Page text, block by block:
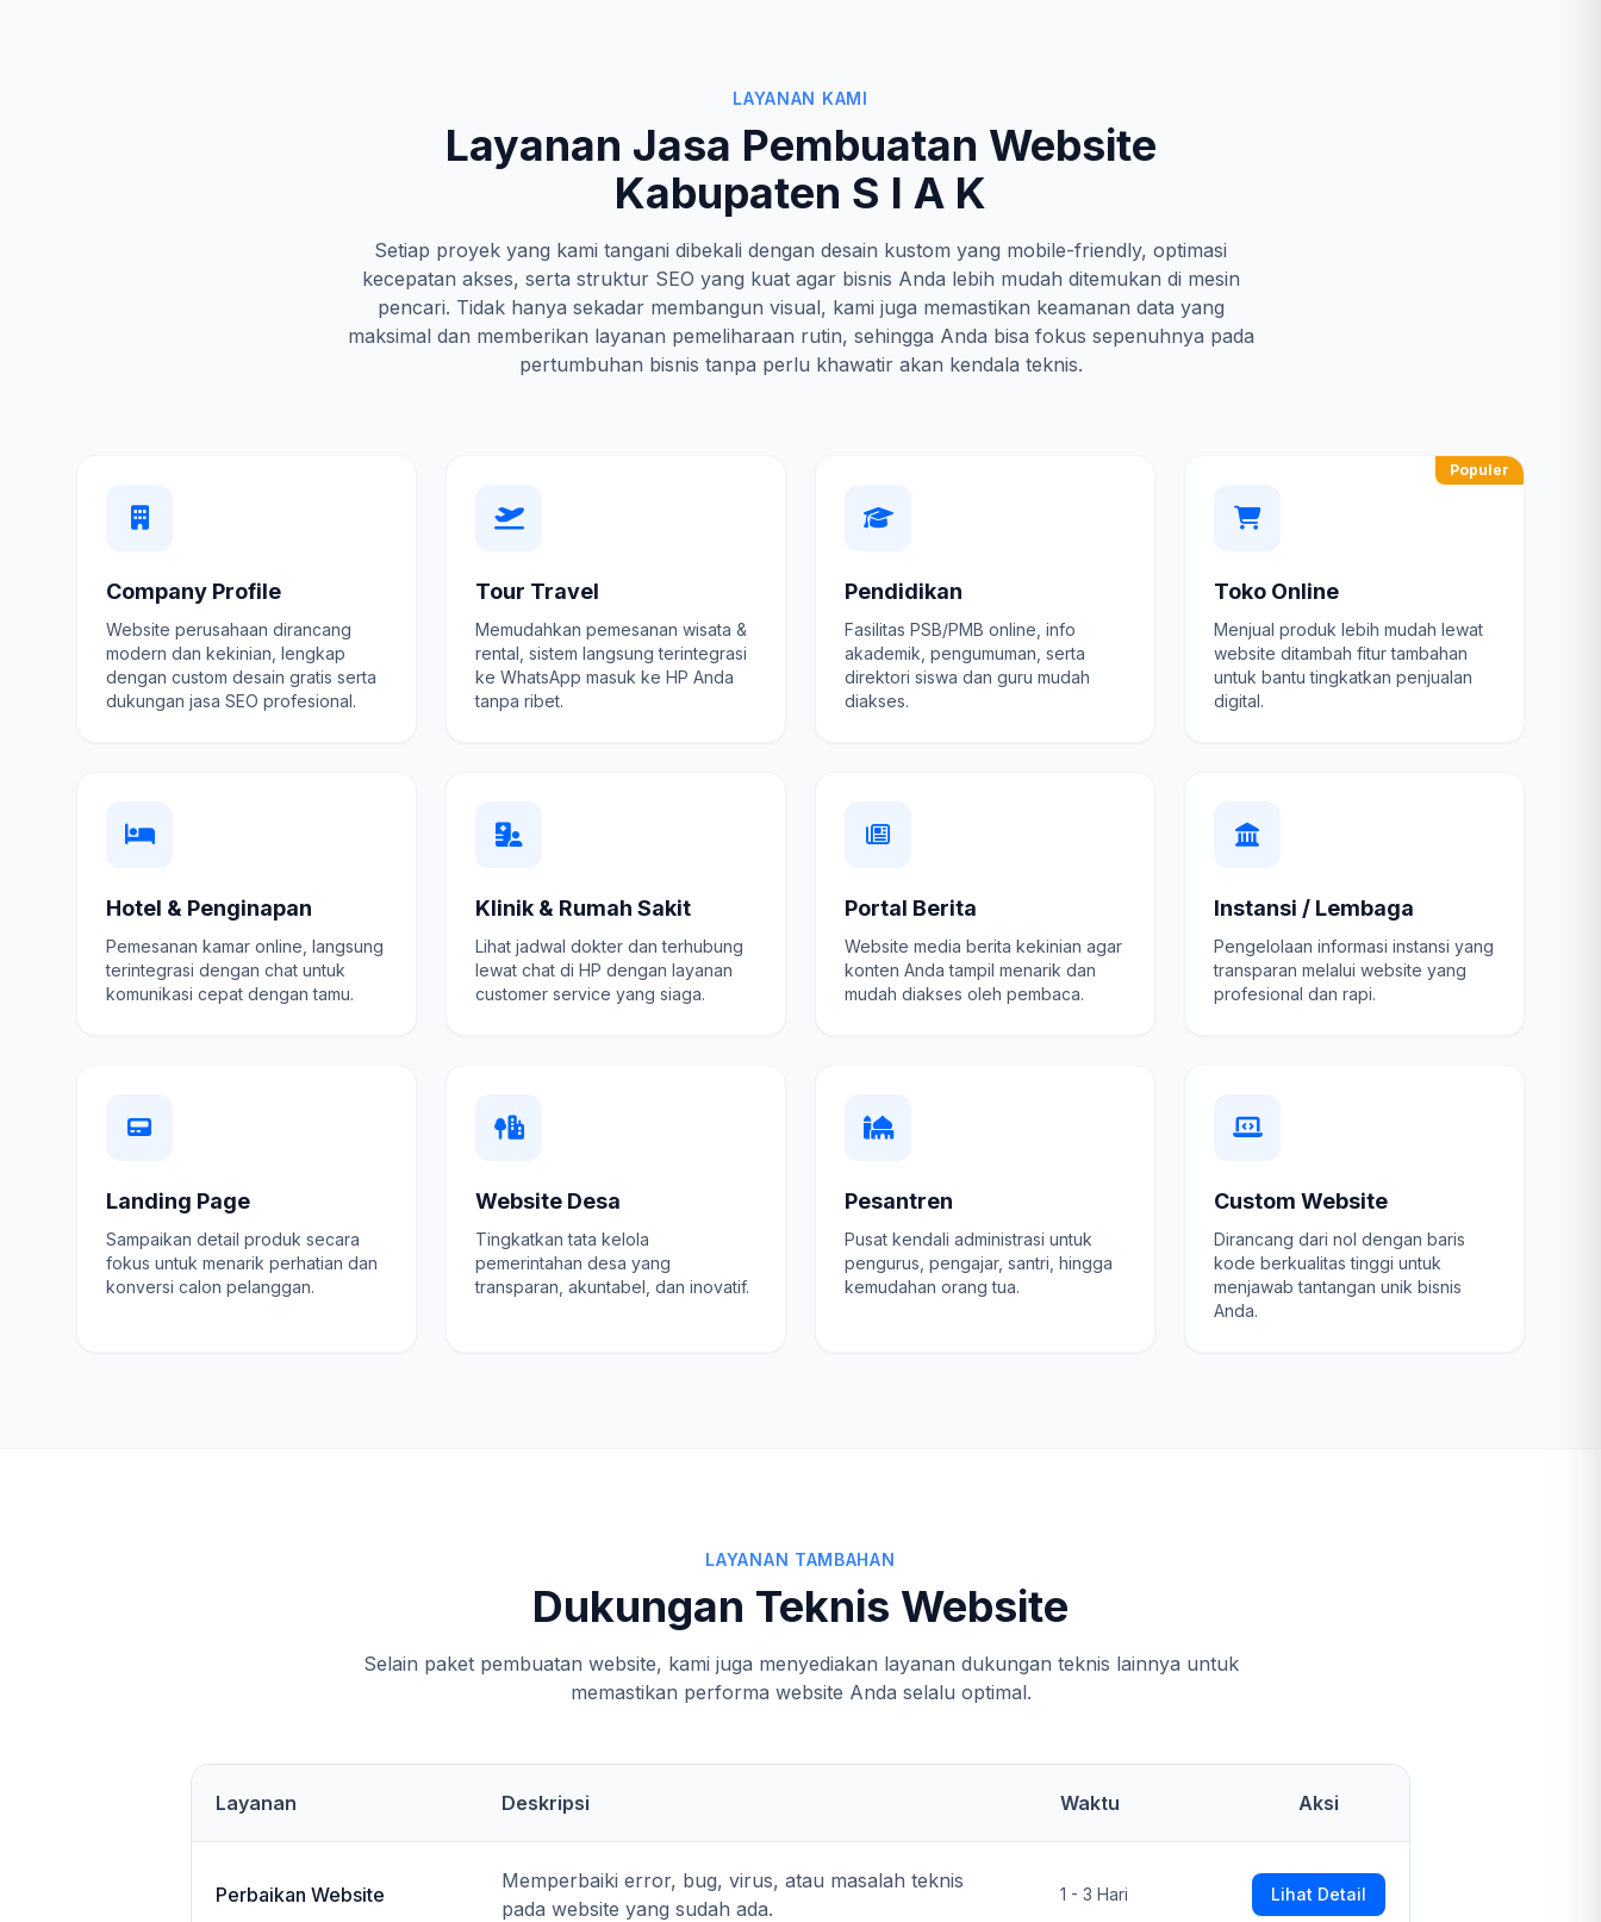
LAYANAN KAMI
Layanan Jasa Pembuatan Website
Kabupaten S I A K
Setiap proyek yang kami tangani dibekali dengan desain kustom yang mobile-friendly, optimasi
kecepatan akses, serta struktur SEO yang kuat agar bisnis Anda lebih mudah ditemukan di mesin
pencari. Tidak hanya sekadar membangun visual, kami juga memastikan keamanan data yang
maksimal dan memberikan layanan pemeliharaan rutin, sehingga Anda bisa fokus sepenuhnya pada
pertumbuhan bisnis tanpa perlu khawatir akan kendala teknis.
Company Profile
Website perusahaan dirancang
modern dan kekinian, lengkap
dengan custom desain gratis serta
dukungan jasa SEO profesional.
Tour Travel
Memudahkan pemesanan wisata &
rental, sistem langsung terintegrasi
ke WhatsApp masuk ke HP Anda
tanpa ribet.
Pendidikan
Fasilitas PSB/PMB online, info
akademik, pengumuman, serta
direktori siswa dan guru mudah
diakses.
Populer
Toko Online
Menjual produk lebih mudah lewat
website ditambah fitur tambahan
untuk bantu tingkatkan penjualan
digital.
Hotel & Penginapan
Pemesanan kamar online, langsung
terintegrasi dengan chat untuk
komunikasi cepat dengan tamu.
Klinik & Rumah Sakit
Lihat jadwal dokter dan terhubung
lewat chat di HP dengan layanan
customer service yang siaga.
Portal Berita
Website media berita kekinian agar
konten Anda tampil menarik dan
mudah diakses oleh pembaca.
Instansi / Lembaga
Pengelolaan informasi instansi yang
transparan melalui website yang
profesional dan rapi.
Landing Page
Sampaikan detail produk secara
fokus untuk menarik perhatian dan
konversi calon pelanggan.
Website Desa
Tingkatkan tata kelola
pemerintahan desa yang
transparan, akuntabel, dan inovatif.
Pesantren
Pusat kendali administrasi untuk
pengurus, pengajar, santri, hingga
kemudahan orang tua.
Custom Website
Dirancang dari nol dengan baris
kode berkualitas tinggi untuk
menjawab tantangan unik bisnis
Anda.
LAYANAN TAMBAHAN
Dukungan Teknis Website
Selain paket pembuatan website, kami juga menyediakan layanan dukungan teknis lainnya untuk
memastikan performa website Anda selalu optimal.
Layanan Deskripsi Waktu Aksi
Perbaikan Website
Memperbaiki error, bug, virus, atau masalah teknis
pada website yang sudah ada.
1 - 3 Hari Lihat Detail